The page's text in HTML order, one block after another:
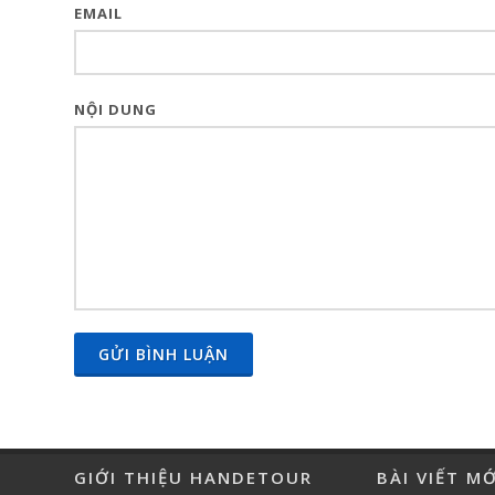
EMAIL
NỘI DUNG
GỬI BÌNH LUẬN
GIỚI THIỆU HANDETOUR BÀI VIẾT